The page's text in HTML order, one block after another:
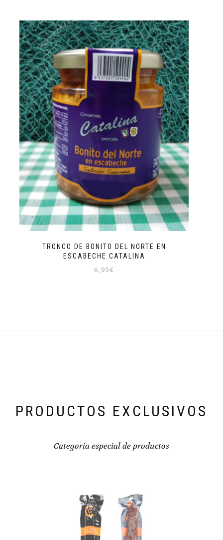
TRONCO DE BONITO DEL NORTE EN
ESCABECHE CATALINA
6,95€
PRODUCTOS EXCLUSIVOS
Categoría especial de productos